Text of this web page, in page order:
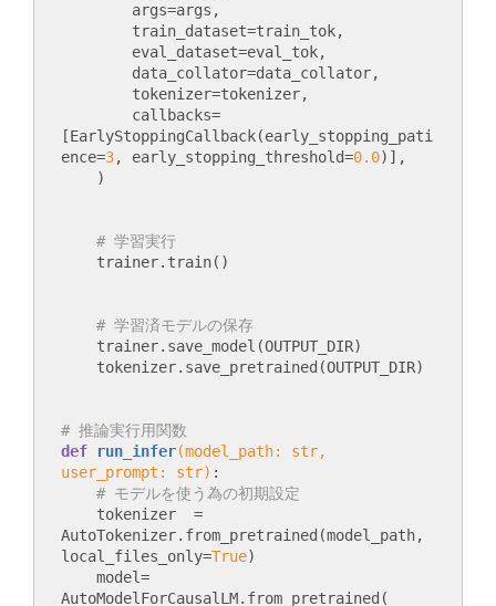
args=args,
train_dataset=train_tok,
eval_dataset=eval_tok,
data_collator=data_collator,
tokenizer=tokenizer,
callbacks=
[EarlyStoppingCallback(early_stopping_pati
ence=3, early_stopping_threshold=0.0)],
# 学習実行
# 学習済モデルの保存
trainer.save_model(OUTPUT_DIR)
# 推論実行用関数
def
run_infer(model_path: str,
user_prompt: str) :
# モデルを使う為の初期設定
tokenizer  =
AutoTokenizer.from_pretrained(model_path,
local_files_only=True)
model=
AutoModelForCausalLM.from_pretrained(